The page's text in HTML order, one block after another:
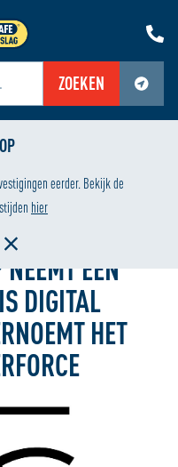
ZOEKEN
locatiediensten zijn uitgeschakeld.
in om deze functie te gebruiken.
eerder. Bekijk de
hier
PRIJS
EEN
DIGITAL
HET